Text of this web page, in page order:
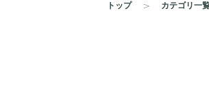
トップ カテゴリ一